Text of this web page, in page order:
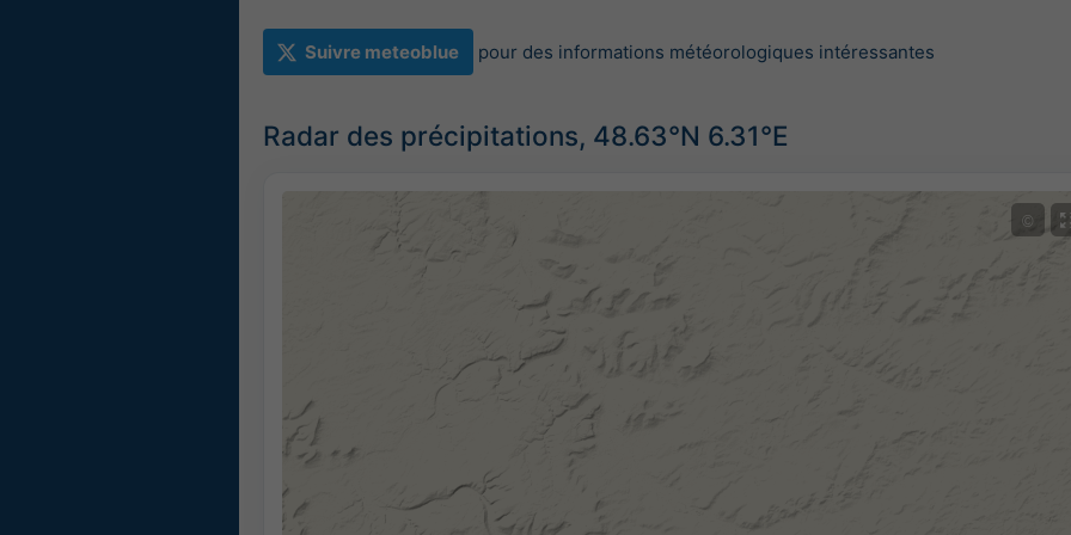
Suivre meteoblue pour des informations météorologiques intéressantes
Radar des précipitations, 48.63°N 6.31°E
©